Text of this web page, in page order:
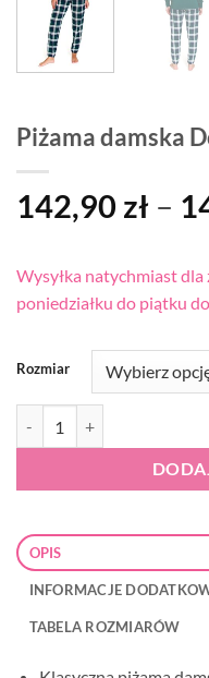
Piżama damska
142,90 zł –
Wysyłka natychmiast dla
poniedziałku do piątku
Rozmiar
OPIS
INFORMACJE
TABELA ROZMIARÓW